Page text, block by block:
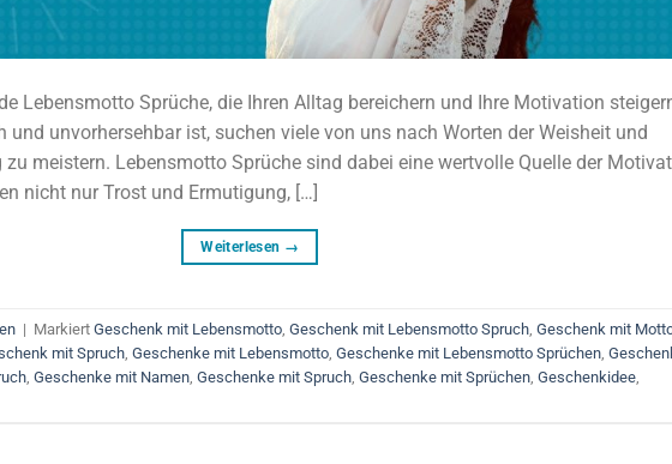
Lebensmotto Sprüche, die Ihren Alltag bereichern und Ihre Motivation
und unvorhersehbar ist, suchen viele von uns nach Worten der Weisheit und
meistern. Lebensmotto Sprüche sind dabei eine wertvolle Quelle der
nicht nur Trost und Ermutigung, […]
Weiterlesen →
| Markiert Geschenk mit Lebensmotto Geschenk mit Lebensmotto Spruch Geschenk mit
mit Spruch Geschenke mit Lebensmotto Geschenke mit Lebensmotto Sprüchen
Geschenke mit Namen Geschenke mit Spruch Geschenke mit Sprüchen Geschenkidee